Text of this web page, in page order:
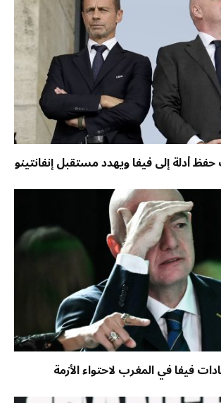
أدلة إلى فيفا ويهدد مستقبل إنفانتينو
فيفا في المغرب لاحتواء الأزمة